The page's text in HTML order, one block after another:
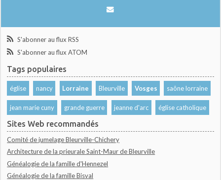
S'abonner au flux RSS
S'abonner au flux ATOM
Tags populaires
église nancy Lorraine Bleurville Vosges saône lorraine
jean marie cuny grande guerre jeanne d'arc église catholique
Sites Web recommandés
Comité de jumelage Bleurville-Chichery
Architecture de la prieurale Saint-Maur de Bleurville
Généalogie de la famille d'Hennezel
Généalogie de la famille Bisval